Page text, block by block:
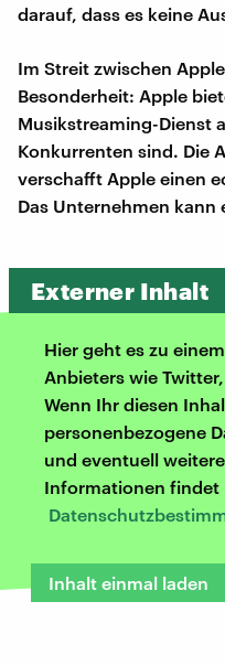
darauf, dass es keine
Im Streit zwischen
Besonderheit: Apple
Musikstreaming-Dienst
Konkurrenten sind. Die
verschafft Apple einen
Das Unternehmen
Externer Inhalt
Hier geht es zu
Anbieters wie
Wenn Ihr diesen
personenbezogene
und eventuell
Informationen findet
Inhalt einmal laden